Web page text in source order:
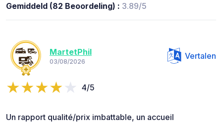
Gemiddeld (82 Beoordeling) : 3.89/5
MartetPhil
03/08/2026
Vertalen
4/5
Un rapport qualité/prix imbattable, un accueil